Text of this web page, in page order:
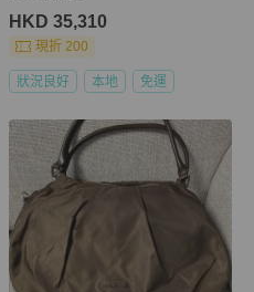
HKD 35,310
現折 200
狀況良好 本地 免運